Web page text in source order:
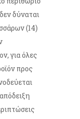
δύναται
(14)
για όλες
προς